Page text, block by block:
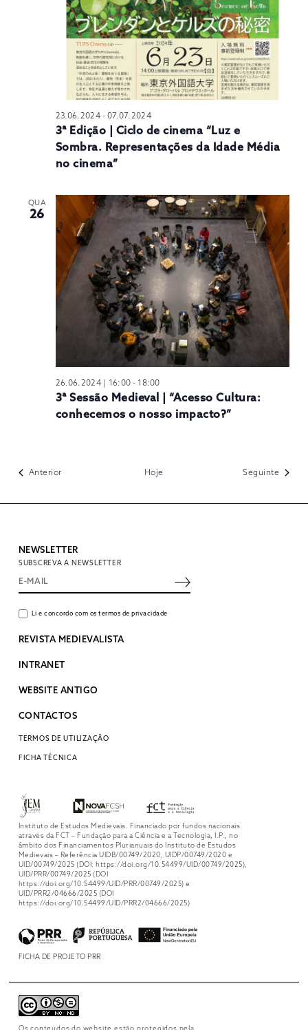
23.06.2024- 07.07.2024
3ª Edição | Ciclo de cinema “Luz e
Sombra. Representações da Idade Média
no cinema”
QUA
26
26.06.2024 | 16:00 - 18:00
3ª Sessão Medieval | “Acesso Cultura:
conhecemos o nosso impacto?”
AnteriorEventos Hoje Seguinte
NEWSLETTER
SUBSCREVA A NEWSLETTER
Li e concordo com os termos de privacidade
REVISTA MEDIEVALISTA
INTRANET
WEBSITE ANTIGO
CONTACTOS
TERMOS DE UTILIZAÇÃO
FICHA TÉCNICA
Instituto de Estudos Medievais. Financiado por fundos nacionais
através da FCT – Fundação para a Ciência e a Tecnologia, I.P., no
âmbito dos Financiamentos Plurianuais do Instituto de Estudos
Medievais – Referência UIDB/00749/2020, UIDP/00749/2020 e
UID/00749/2025 (DOI: https://doi.org/10.54499/UID/00749/2025),
UID/PRR/00749/2025 (DOI
https://doi.org/10.54499/UID/PRR/00749/2025) e
UID/PRR2/04666/2025 (DOI
https://doi.org/10.54499/UID/PRR2/04666/2025)
FICHA DE PROJETO PRR